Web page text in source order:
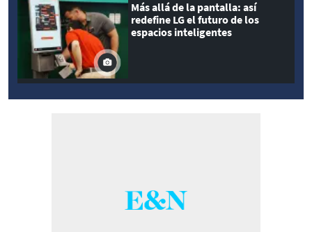
Más allá de la pantalla: así
redefine LG el futuro de los
espacios inteligentes